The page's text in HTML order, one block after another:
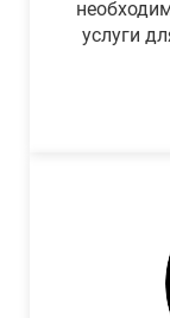
услуги